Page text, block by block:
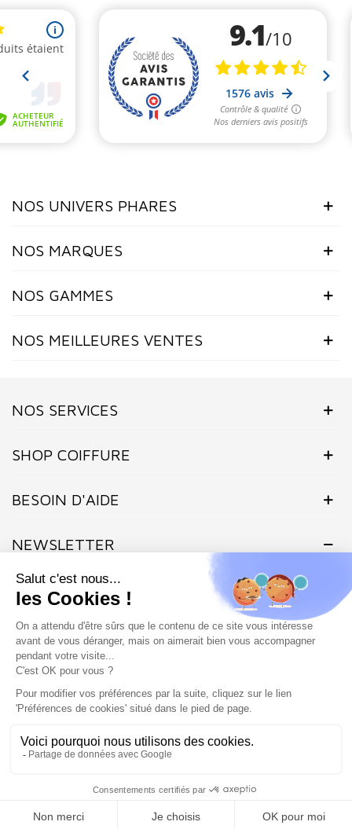
NOS UNIVERS PHARES
NOS MARQUES
NOS GAMMES
NOS MEILLEURES VENTES
NOS SERVICES
SHOP COIFFURE
BESOIN D'AIDE
NEWSLETTER
Inscrivez-vous dès maintenant à notre Newsletter et recevez en
exclusivité nos offres flashs, promotions et actualités.
Site protégé par reCAPTCHA.
Marchand approuvé par la Société des Avis Garantis, cliquez ici pour
vérifier.
SHOP COIFFURE © 2026 - Tous droits réservés - Site créé et
Filtrer Mon Panier Haut